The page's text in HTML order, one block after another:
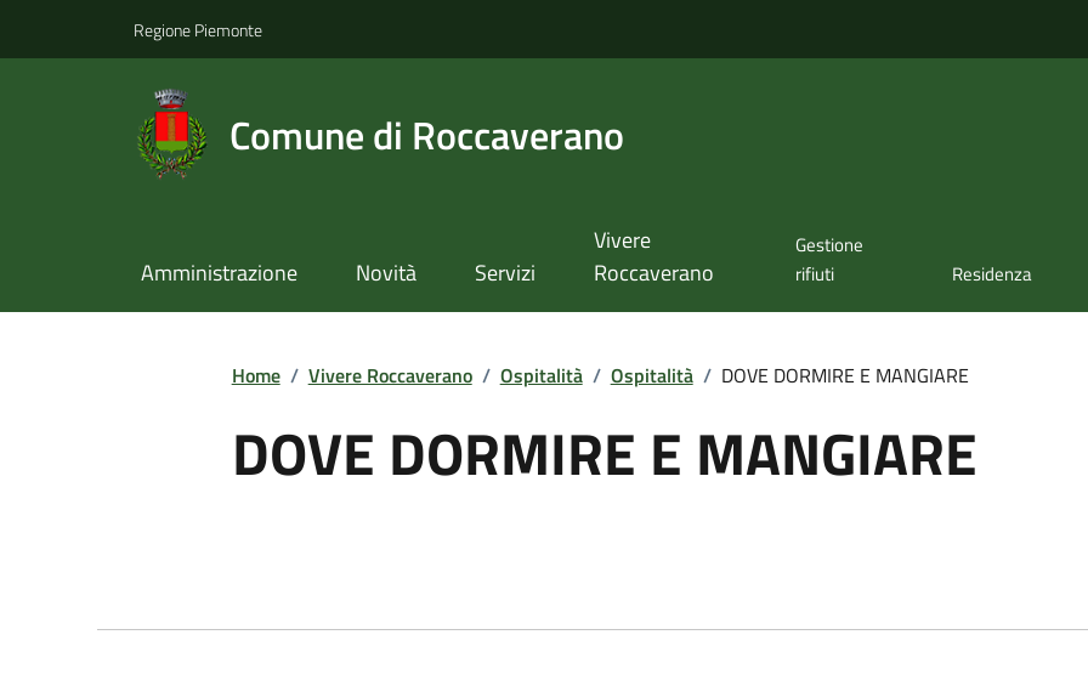
Regione Piemonte
Comune di Roccaverano
Amministrazione Novità Servizi
Vivere
Roccaverano
Gestione
rifiuti
Residenza
Home / Vivere Roccaverano / Ospitalità / Ospitalità / DOVE DORMIRE E MANGIARE
DOVE DORMIRE E MANGIARE